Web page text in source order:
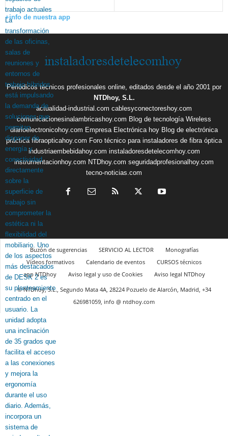
+info de nuestra app
Periódicos técnicos profesionales online, editados desde el año 2001 por
NTDhoy, S.L.
actualidad-industrial.com cablesyconectoreshoy.com
comunicacionesinalambricashoy.com Blog de tecnología Wireless
diarioelectronicohoy.com Empresa Electrónica hoy Blog de electrónica
práctica fibraopticahoy.com Foro técnico para instaladores de fibra óptica
industriaembebidahoy.com instaladoresdetelecomhoy.com
instrumentacionhoy.com NTDhoy.com seguridadprofesionalhoy.com
tecno-noticias.com
Buzón de sugerencias SERVICIO AL LECTOR
Monografías
Vídeos formativos
Calendario de eventos
CURSOS técnicos
app NTDhoy
Aviso legal y uso de Cookies
Aviso legal NTDhoy
© NTDhoy, S.L., Segundo Mata 4A, 28224 Pozuelo de Alarcón, Madrid, +34
626981059, info @ ntdhoy.com